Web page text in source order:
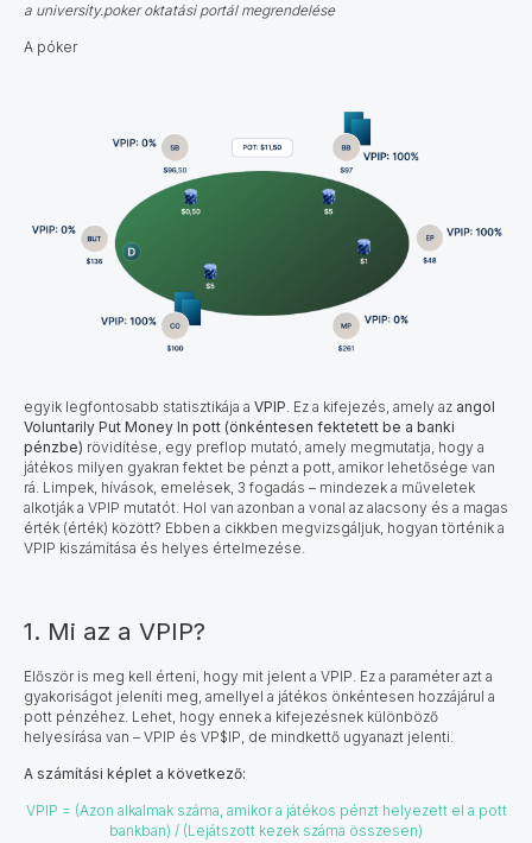
a university.poker oktatási portál megrendelése
A póker
egyik legfontosabb statisztikája a VPIP . Ez a kifejezés, amely az angol
Voluntarily Put Money In pott (önkéntesen fektetett be a banki
pénzbe) rövidítése, egy preflop mutató, amely megmutatja, hogy a
játékos milyen gyakran fektet be pénzt a pott, amikor lehetősége van
rá. Limpek, hívások, emelések, 3 fogadás – mindezek a műveletek
alkotják a VPIP mutatót. Hol van azonban a vonal az alacsony és a magas
érték (érték) között? Ebben a cikkben megvizsgáljuk, hogyan történik a
VPIP kiszámítása és helyes értelmezése.
1. Mi az a VPIP?
Először is meg kell érteni, hogy mit jelent a VPIP. Ez a paraméter azt a
gyakoriságot jeleníti meg, amellyel a játékos önkéntesen hozzájárul a
pott pénzéhez. Lehet, hogy ennek a kifejezésnek különböző
helyesírása van – VPIP és VP$IP, de mindkettő ugyanazt jelenti.
A számítási képlet a következő:
VPIP = (Azon alkalmak száma, amikor a játékos pénzt helyezett el a pott
bankban) / (Lejátszott kezek száma összesen)